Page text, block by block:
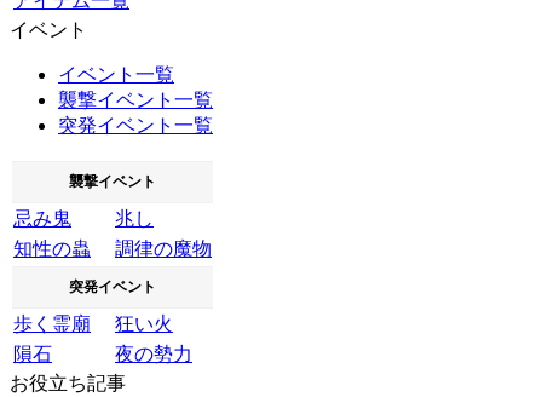
イベント
イベント一覧
襲撃イベント一覧
突発イベント一覧
襲撃イベント
忌み鬼
兆し
知性の蟲
調律の魔物
突発イベント
歩く霊廟
狂い火
隕石
夜の勢力
お役立ち記事